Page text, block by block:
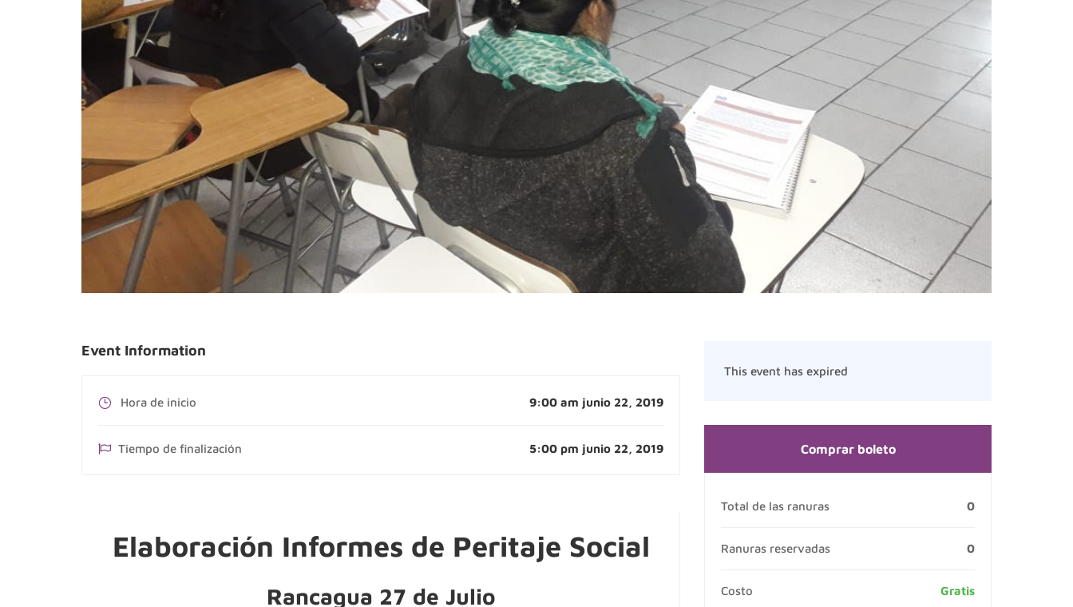
Event Information
Hora de inicio 9:00 am junio 22, 2019
Tiempo de finalización 5:00 pm junio 22, 2019
Elaboración Informes de Peritaje Social
Rancagua 27 de Julio
This event has expired
Comprar boleto
Total de las ranuras 0
Ranuras reservadas 0
Costo Gratis